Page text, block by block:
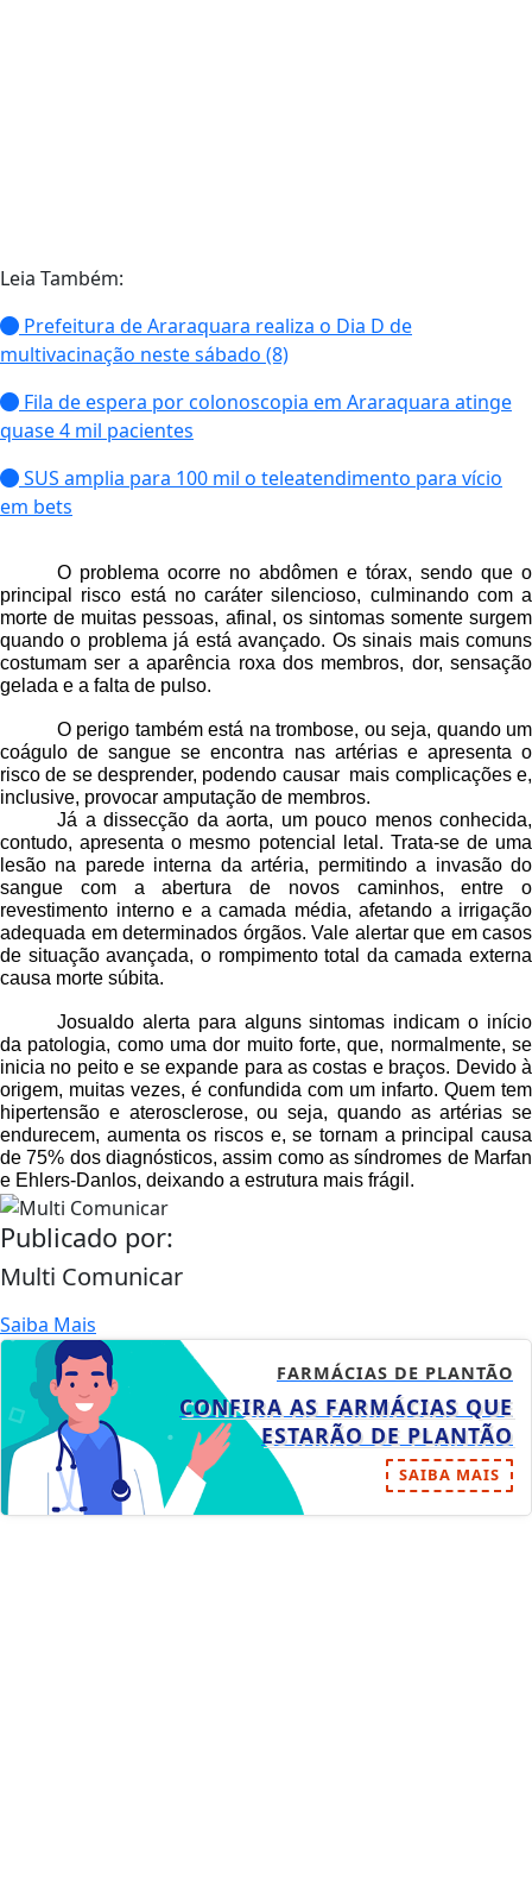
Leia Também:
Prefeitura de Araraquara realiza o Dia D de
multivacinação neste sábado (8)
Fila de espera por colonoscopia em Araraquara atinge
quase 4 mil pacientes
SUS amplia para 100 mil o teleatendimento para vício
em bets
O problema ocorre no abdômen e tórax, sendo que o
principal risco está no caráter silencioso, culminando com a
morte de muitas pessoas, afinal, os sintomas somente surgem
quando o problema já está avançado. Os sinais mais comuns
costumam ser a aparência roxa dos membros, dor, sensação
gelada e a falta de pulso.
O perigo também está na trombose, ou seja, quando um
coágulo de sangue se encontra nas artérias e apresenta o
risco de se desprender, podendo causar mais complicações e,
inclusive, provocar amputação de membros.
Já a dissecção da aorta, um pouco menos conhecida,
contudo, apresenta o mesmo potencial letal. Trata-se de uma
lesão na parede interna da artéria, permitindo a invasão do
sangue com a abertura de novos caminhos, entre o
revestimento interno e a camada média, afetando a irrigação
adequada em determinados órgãos. Vale alertar que em casos
de situação avançada, o rompimento total da camada externa
causa morte súbita.
Josualdo alerta para alguns sintomas indicam o início
da patologia, como uma dor muito forte, que, normalmente, se
inicia no peito e se expande para as costas e braços. Devido à
origem, muitas vezes, é confundida com um infarto. Quem tem
hipertensão e aterosclerose, ou seja, quando as artérias se
endurecem, aumenta os riscos e, se tornam a principal causa
de 75% dos diagnósticos, assim como as síndromes de Marfan
e Ehlers-Danlos, deixando a estrutura mais frágil.
Publicado por:
Multi Comunicar
Saiba Mais
FARMÁCIAS DE PLANTÃO
CONFIRA AS FARMÁCIAS QUE
ESTARÃO DE PLANTÃO
SAIBA MAIS